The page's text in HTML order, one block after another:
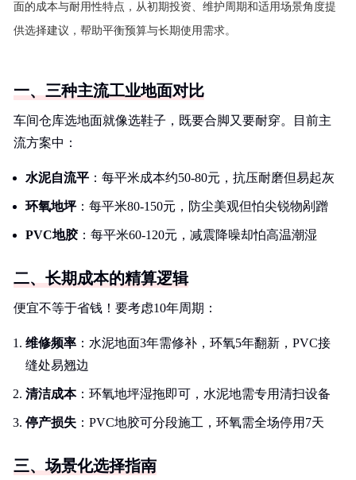
面的成本与耐用性特点，从初期投资、维护周期和适用场景角度提
供选择建议，帮助平衡预算与长期使用需求。
一、三种主流工业地面对比
车间仓库选地面就像选鞋子，既要合脚又要耐穿。目前主
流方案中：
水泥自流平 ：每平米成本约50-80元，抗压耐磨但易起灰
环氧地坪：每平米80-150元，防尘美观但怕尖锐物剐蹭
PVC地胶：每平米60-120元，减震降噪却怕高温潮湿
二、长期成本的精算逻辑
便宜不等于省钱！要考虑10年周期：
维修频率 ：水泥地面3年需修补，环氧5年翻新，PVC接
缝处易翘边
清洁成本：环氧地坪湿拖即可，水泥地需专用清扫设备
停产损失 ：PVC地胶可分段施工，环氧需全场停用7天
三、场景化选择指南